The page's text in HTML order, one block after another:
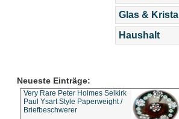
Glas & Kristall
Haushalt
Neueste Einträge:
Very Rare Peter Holmes Selkirk
Paul Ysart Style Paperweight /
Briefbeschwerer